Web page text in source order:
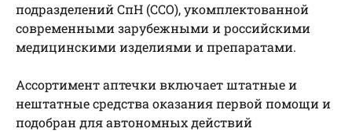
подразделений СпН (ССО), укомплектованной
современными зарубежными и российскими
медицинскими изделиями и препаратами.
Ассортимент аптечки включает штатные и
нештатные средства оказания первой помощи и
подобран для автономных действий